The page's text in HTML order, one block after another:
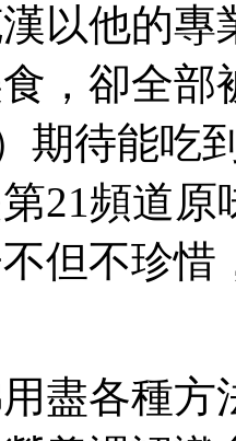
以他的專
，卻全部
期待能吃
21頻道
但不珍惜
各種方